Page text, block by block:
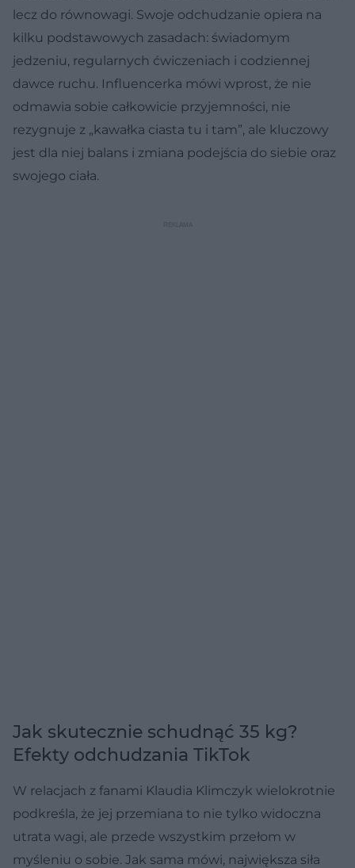
lecz do równowagi. Swoje odchudzanie opiera na
kilku podstawowych zasadach: świadomym
jedzeniu, regularnych ćwiczeniach i codziennej
dawce ruchu. Influencerka mówi wprost, że nie
odmawia sobie całkowicie przyjemności, nie
rezygnuje z „kawałka ciasta tu i tam”, ale kluczowy
jest dla niej balans i zmiana podejścia do siebie oraz
swojego ciała.
Jak skutecznie schudnąć 35 kg?
Efekty odchudzania TikTok
W relacjach z fanami Klaudia Klimczyk wielokrotnie
podkreśla, że jej przemiana to nie tylko widoczna
utrata wagi, ale przede wszystkim przełom w
myśleniu o sobie. Jak sama mówi, największa siła